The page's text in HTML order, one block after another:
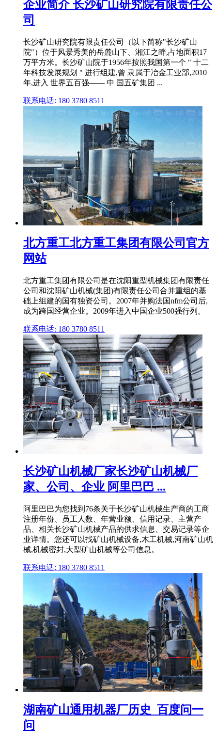
企业简介 长沙矿山研究院有限责任公
司
长沙矿山研究院有限责任公司（以下简称"长沙矿山
院"）位于风景秀美的岳麓山下、湘江之畔,占地面积17
万平方米。长沙矿山院于1956年按照我国第一个 " 十二
年科技发展规划 " 进行组建,曾 隶属于冶金工业部,2010
年,进入 世界五百强—— 中 国五矿集团 ...
联系电话: 180 3780 8511
北方重工北方重工集团有限公司官方
网站
北方重工集团有限公司是在沈阳重型机械集团有限责任
公司和沈阳矿山机械(集团)有限责任公司合并重组的基
础上组建的国有独资公司。2007年并购法国nfm公司后,
成为跨国经营企业。2009年进入中国企业500强行列。
联系电话: 180 3780 8511
长沙矿山机械厂家长沙矿山机械厂
家、公司、企业 阿里巴巴 ...
阿里巴巴为您找到76条关于长沙矿山机械生产商的工商
注册年份、员工人数、年营业额、信用记录、主营产
品、相关长沙矿山机械产品的供求信息、交易记录等企
业详情。您还可以找矿山机械设备,木工机械,河南矿山机
械,机械密封,大型矿山机械等公司信息。
联系电话: 180 3780 8511
湖南矿山通用机器厂历史_百度问一
问